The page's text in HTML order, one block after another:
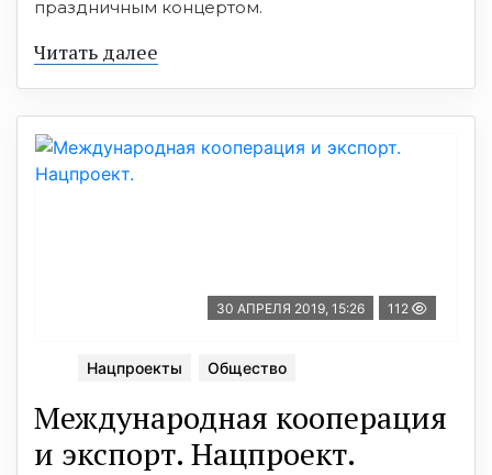
праздничным концертом.
Читать далее
30 АПРЕЛЯ 2019, 15:26 112
Нацпроекты Общество
Международная кооперация
и экспорт. Нацпроект.